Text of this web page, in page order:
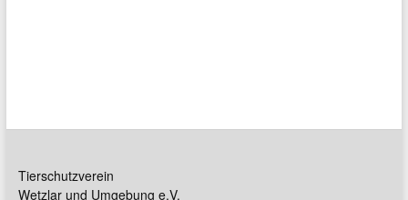
Tierschutzverein
Wetzlar und Umgebung e.V.